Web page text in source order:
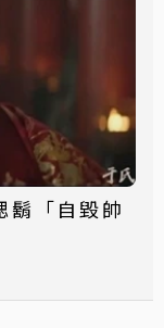
鬍「自毀帥